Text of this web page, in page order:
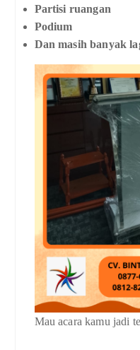
Partisi ruangan
Podium
Dan masih banyak
Mau acara kamu jadi